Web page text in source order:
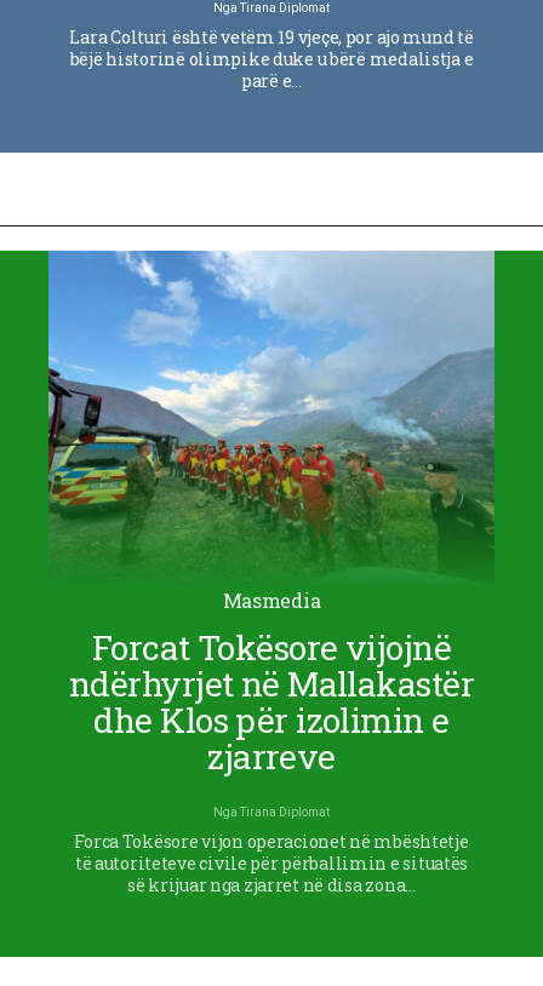
NgaTirana Diplomat
Lara Colturi është vetëm 19 vjeçe, por ajo mund të
bëjë historinë olimpike duke u bërë medalistja e
parë e…
Masmedia
Forcat Tokësore vijojnë
ndërhyrjet në Mallakastër
dhe Klos për izolimin e
zjarreve
NgaTirana Diplomat
Forca Tokësore vijon operacionet në mbështetje
të autoriteteve civile për përballimin e situatës
së krijuar nga zjarret në disa zona…